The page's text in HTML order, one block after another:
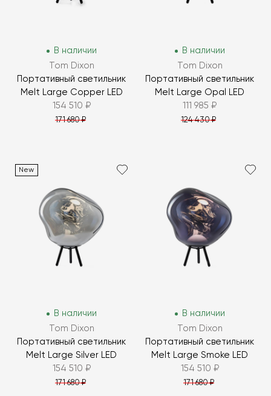
В наличии
Tom Dixon
Портативный светильник
Melt Large Copper LED
154 510 ₽
171 680 ₽
В наличии
Tom Dixon
Портативный светильник
Melt Large Opal LED
111 985 ₽
124 430 ₽
New
В наличии
Tom Dixon
Портативный светильник
Melt Large Silver LED
154 510 ₽
171 680 ₽
В наличии
Tom Dixon
Портативный светильник
Melt Large Smoke LED
154 510 ₽
171 680 ₽